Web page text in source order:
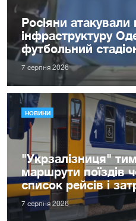
Росіяни атакували
інфраструктуру
футбольний
7 серпня 2026
НОВИНИ
"Укрзалізниця"
маршрути поїздів
список рейсів і
7 серпня 2026